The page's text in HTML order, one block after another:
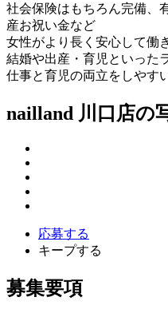
社会保険はもちろん完備、
産お祝い金など
女性がより長く安心して働
結婚や出産・育児といった
仕事と育児の両立をしやす
nailland 川口店の
応募する
キープする
募集要項